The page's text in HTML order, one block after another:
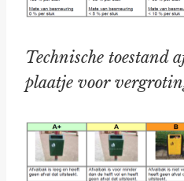
Technische toestand
plaatje voor